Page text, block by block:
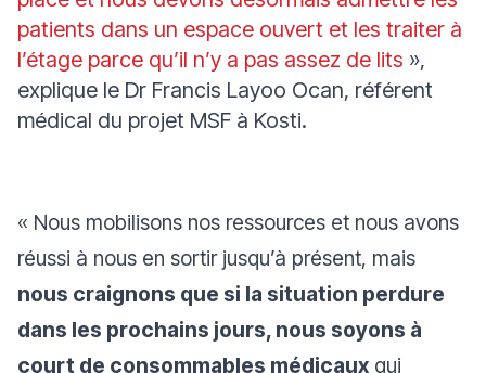
patients dans un espace ouvert et les traiter à
l’étage parce qu’il n’y a pas assez de lits »,
explique le Dr Francis Layoo Ocan, référent
médical du projet MSF à Kosti.
« Nous mobilisons nos ressources et nous avons
réussi à nous en sortir jusqu’à présent, mais
nous craignons que si la situation perdure
dans les prochains jours, nous soyons à
court de consommables médicaux qui